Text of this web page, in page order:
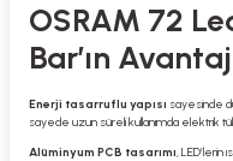
OSRAM 72
Bar’ın
Enerji tasarruflu yapısı sayesinde
sayede uzun süreli kullanımda elektrik
Alüminyum PCB tasarımı, LED’lerin